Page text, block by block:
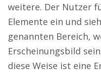
weitere. Der Nutzer
Elemente ein und
genannten Bereich,
Erscheinungsbild
diese Weise ist eine